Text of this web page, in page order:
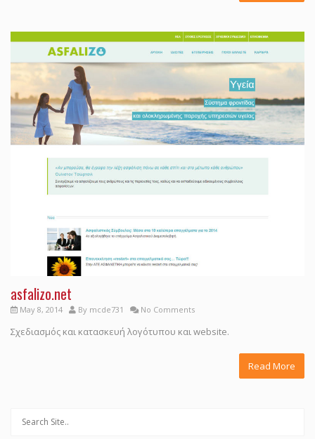
asfalizo.net
May 8, 2014 By mcde731 No Comments
Σχεδιασμός και κατασκευή λογότυπου και website.
Read More